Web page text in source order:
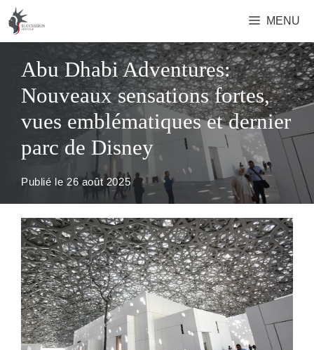
Aller
au
contenu
MENU
Abu Dhabi Adventures:
Nouveaux sensations fortes,
vues emblématiques et dernier
parc de Disney
Publié le 26 août 2025